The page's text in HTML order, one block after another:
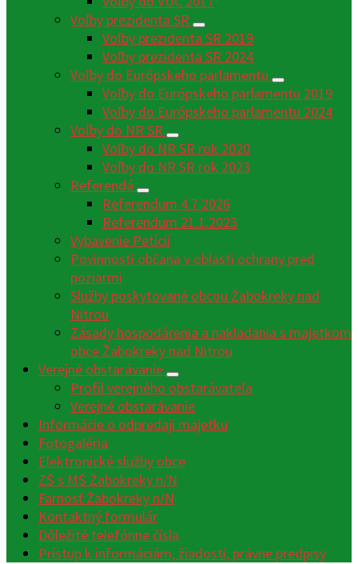
Voľby prezidenta SR
Voľby prezidenta SR 2019
Voľby prezidenta SR 2024
Voľby do Európskeho parlamentu
Voľby do Európskeho parlamentu 2019
Voľby do Európskeho parlamentu 2024
Voľby do NR SR
Voľby do NR SR rok 2020
Voľby do NR SR rok 2023
Referendá
Referendum 4.7.2026
Referendum 21.1.2023
Vybavenie Petícií
Povinnosti občana v oblasti ochrany pred
poziarmi
Služby poskytované obcou Žabokreky nad
Nitrou
Zásady hospodárenia a nakladania s majetkom
obce Žabokreky nad Nitrou
Verejné obstarávanie
Profil verejného obstarávateľa
Verejné obstarávanie
Informácie o odpredaji majetku
Fotogaléria
Elektronické služby obce
ZŠ s MŠ Žabokreky n/N
Farnosť Žabokreky n/N
Kontaktný formulár
Dôležité telefónne čísla
Prístup k informáciám, žiadosti, právne predpisy